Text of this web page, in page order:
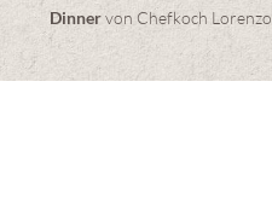
Dinnervon Chefkoch Lorenzo.